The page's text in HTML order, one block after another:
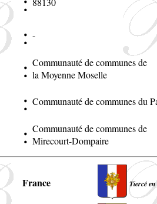
: -
: Communauté de communes de
la Moyenne Moselle
: Communauté de communes du
: Communauté de communes de
Mirecourt-Dompaire
France Tiercé